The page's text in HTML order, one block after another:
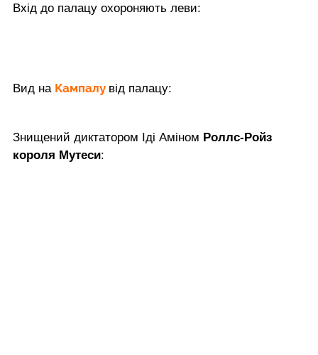
Вхід до палацу охороняють леви:
Вид на Кампалу від палацу:
Знищений диктатором Іді Аміном Роллс-Ройз
короля Мутеси: